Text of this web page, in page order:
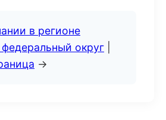
в регионе
округ
→